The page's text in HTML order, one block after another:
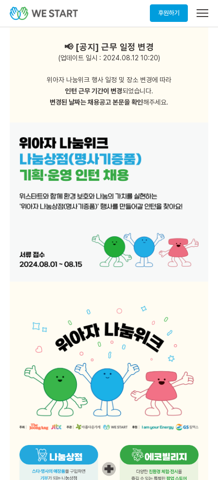
후원하기
메
열
📢 [공지] 근무 일정 변경
(업데이트 일시 : 2024.08.12 10:20)
위아자 나눔위크 행사 일정 및 장소 변경에 따라
인턴 근무 기간이 변경되었습니다.
변경된 날짜는 채용공고 본문을 확인해주세요.